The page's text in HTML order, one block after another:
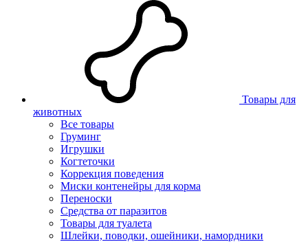
Товары для
животных
Все товары
Груминг
Игрушки
Когтеточки
Коррекция поведения
Миски контенейры для корма
Переноски
Средства от паразитов
Товары для туалета
Шлейки, поводки, ошейники, намордники